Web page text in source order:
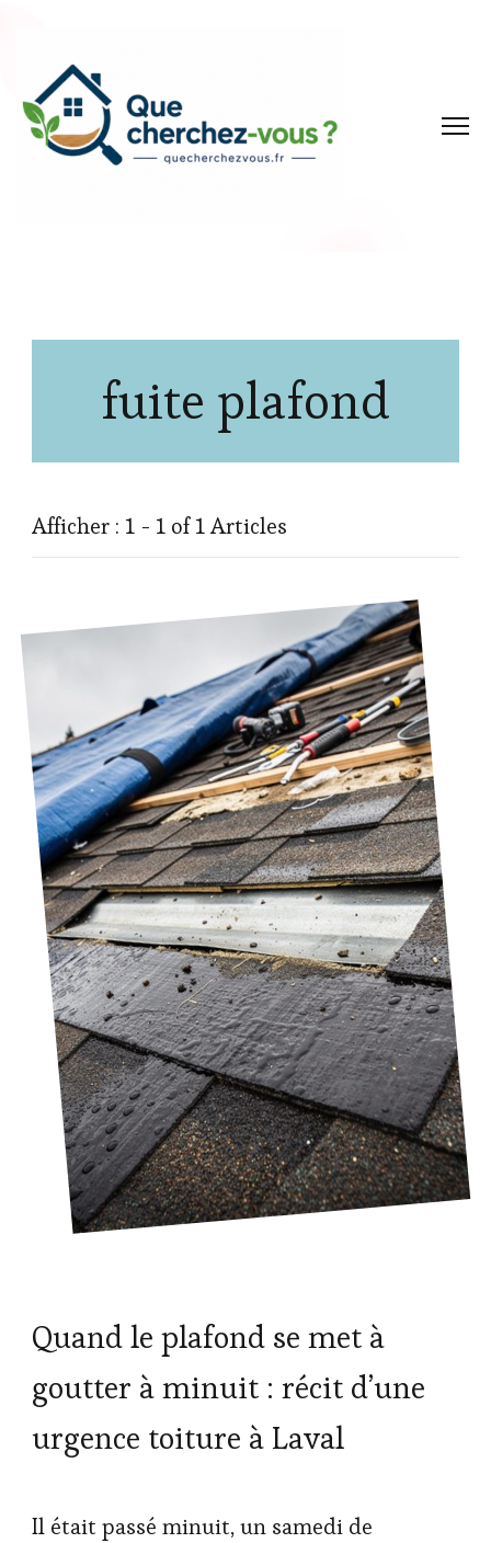
fuite plafond
Afficher : 1 - 1 of 1 Articles
Quand le plafond se met à
goutter à minuit : récit d’une
urgence toiture à Laval
Il était passé minuit, un samedi de